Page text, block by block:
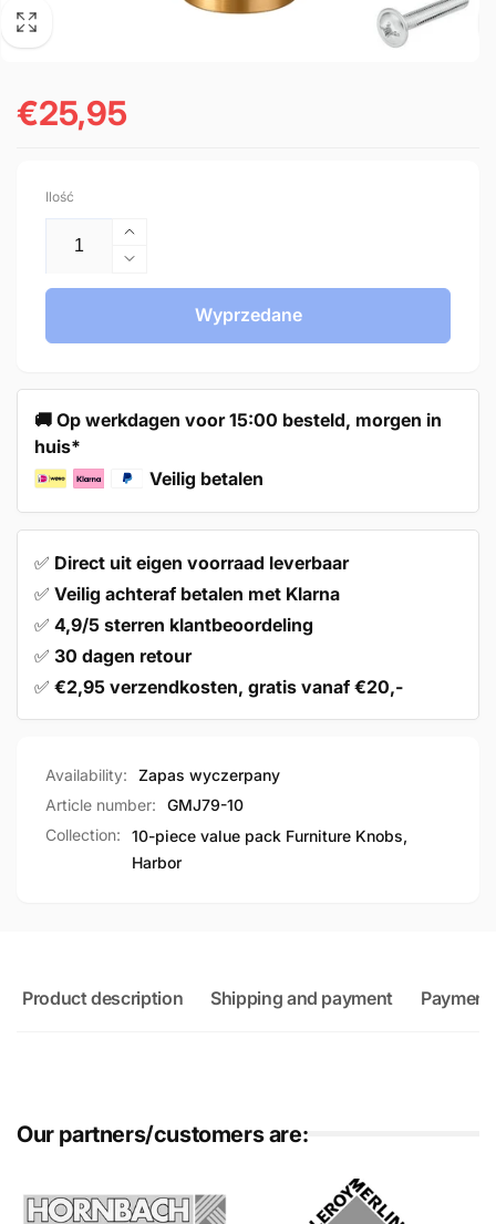
Cena
€25,95
Ilość
Zwiększ
ilość
dla
–
Zmniejsz
ilość
10X
Knob
30mm
Gold
Harbor
Wyprzedane
🚚 Op werkdagen voor 15:00 besteld, morgen in
huis*
Veilig betalen
✅ Direct uit eigen voorraad leverbaar
✅ Veilig achteraf betalen met Klarna
✅ 4,9/5 sterren klantbeoordeling
✅ 30 dagen retour
✅ €2,95 verzendkosten, gratis vanaf €20,-
Availability:
Zapas wyczerpany
Article number:
GMJ79-10
Collection:
10-piece value pack Furniture Knobs,
Harbor
Product description Shipping and payment
Our partners/customers are: